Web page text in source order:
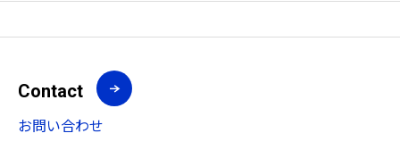
Contact
お問い合わせ